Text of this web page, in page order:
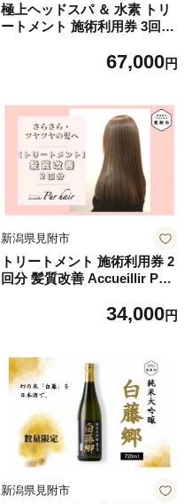
極上ヘッドスパ ＆ 水素 トリ
ートメント 施術利用券 3回分
チケット 体験型 プレゼント
67,000円
新潟県見附市
トリートメント 施術利用券 2
回分 髪質改善 Accueillir Pur
体験型 プレゼント ギフト 贈
34,000円
新潟県見附市